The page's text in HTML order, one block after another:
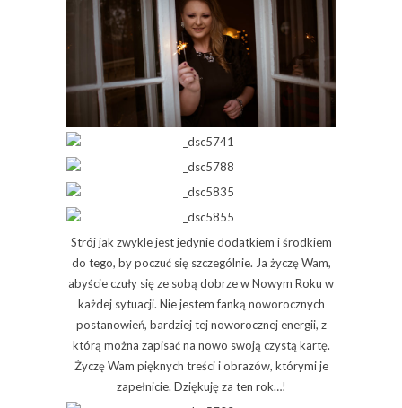
Strój jak zwykle jest jedynie dodatkiem i środkiem
do tego, by poczuć się szczególnie. Ja życzę Wam,
abyście czuły się ze sobą dobrze w Nowym Roku w
każdej sytuacji. Nie jestem fanką noworocznych
postanowień, bardziej tej noworocznej energii, z
którą można zapisać na nowo swoją czystą kartę.
Życzę Wam pięknych treści i obrazów, którymi je
zapełnicie. Dziękuję za ten rok…!